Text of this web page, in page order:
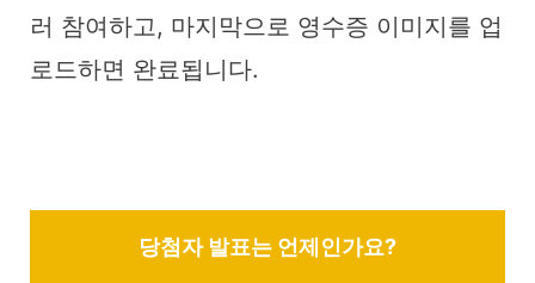
러 참여하고, 마지막으로 영수증 이미지를 업
로드하면 완료됩니다.
당첨자 발표는 언제인가요?